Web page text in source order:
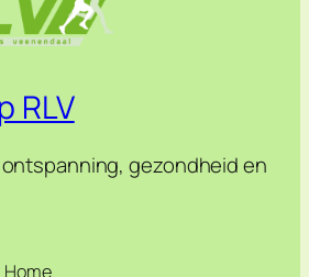
RLV
gezondheid en
Home